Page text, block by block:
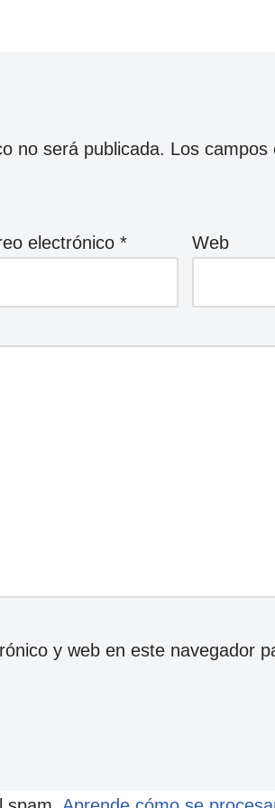
no será publicada. Los campos
electrónico * Web
y web en este navegador